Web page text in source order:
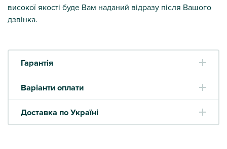
високої якості буде Вам наданий відразу після Вашого
дзвінка.
Гарантія
Варіанти оплати
Доставка по Україні